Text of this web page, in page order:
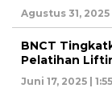
Agustus 31, 2025
BNCT
Pelatihan
Juni 17, 2025 |